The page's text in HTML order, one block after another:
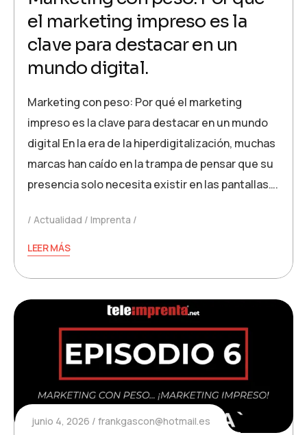
el marketing impreso es la
clave para destacar en un
mundo digital.
Marketing con peso: Por qué el marketing
impreso es la clave para destacar en un mundo
digital En la era de la hiperdigitalización, muchas
marcas han caído en la trampa de pensar que su
presencia solo necesita existir en las pantallas….
Actualidad Imprenta
LEER MÁS
junio 4, 2026 frankgascon@hotmail.es